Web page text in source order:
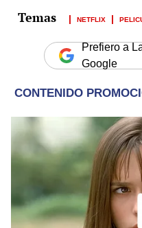
NETFLIX
Prefiero a
Google